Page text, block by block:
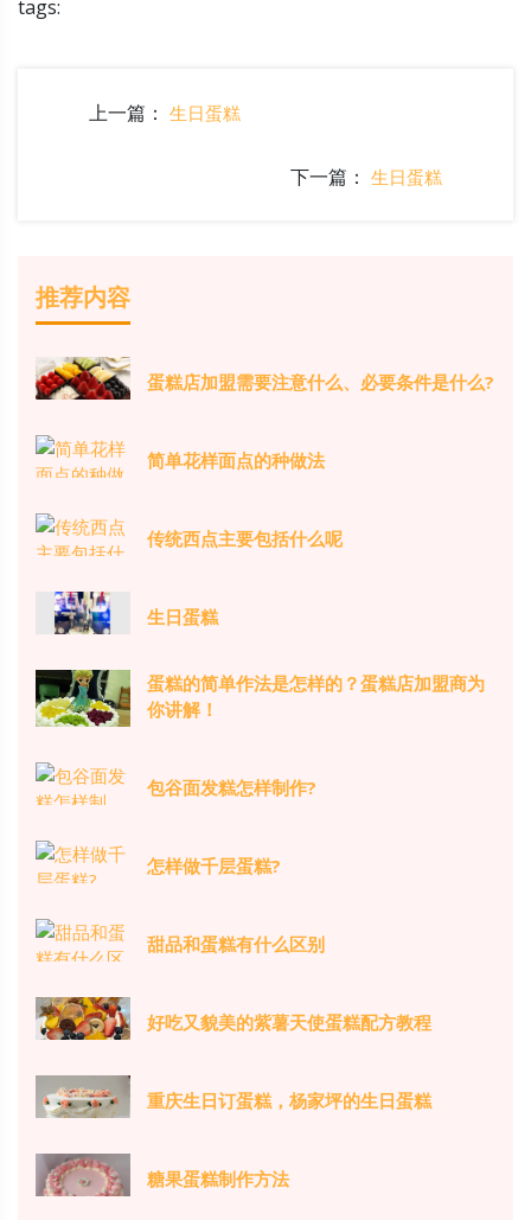
tags:
上一篇： 生日蛋糕
下一篇： 生日蛋糕
推荐内容
蛋糕店加盟需要注意什么、必要条件是什么?
简单花样面点的种做法
传统西点主要包括什么呢
生日蛋糕
蛋糕的简单作法是怎样的？蛋糕店加盟商为
你讲解！
包谷面发糕怎样制作?
怎样做千层蛋糕?
甜品和蛋糕有什么区别
好吃又貌美的紫薯天使蛋糕配方教程
重庆生日订蛋糕，杨家坪的生日蛋糕
糖果蛋糕制作方法